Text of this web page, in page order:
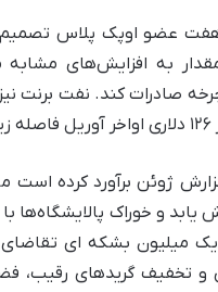
به افزایش‌های
میلیون بشکه ای تقاضای
و تخفیف گریدهای رقیب،